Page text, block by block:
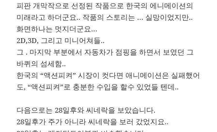
피판 개막작으로 선정된 작품으로 한국의 에니메이션의
미래라고 하더군요.. 작품의 스토리는 … 실망이었지만..
화면하나는 멋지더군요…
2D,3D, 그리고 미니어쳐들..
그 . 마지막 부분에서 자동차가 점핑을 하면서 보였던 그
바퀴의 섬세함..
한국의 “액션피켜” 시장이 컷다면 애니메이션은 실패했어
도, “액션피켜”로 충분한 수입을 할수 있었들 텐데..
다음으로는 28일후와 씨네락을 보았습니다.
28일후가 주가 아니라 씨네락을 보러 갔었지요..